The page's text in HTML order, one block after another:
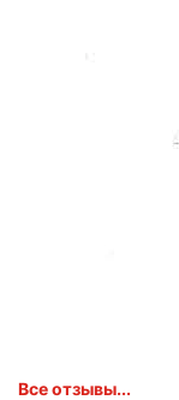
Все отзывы...